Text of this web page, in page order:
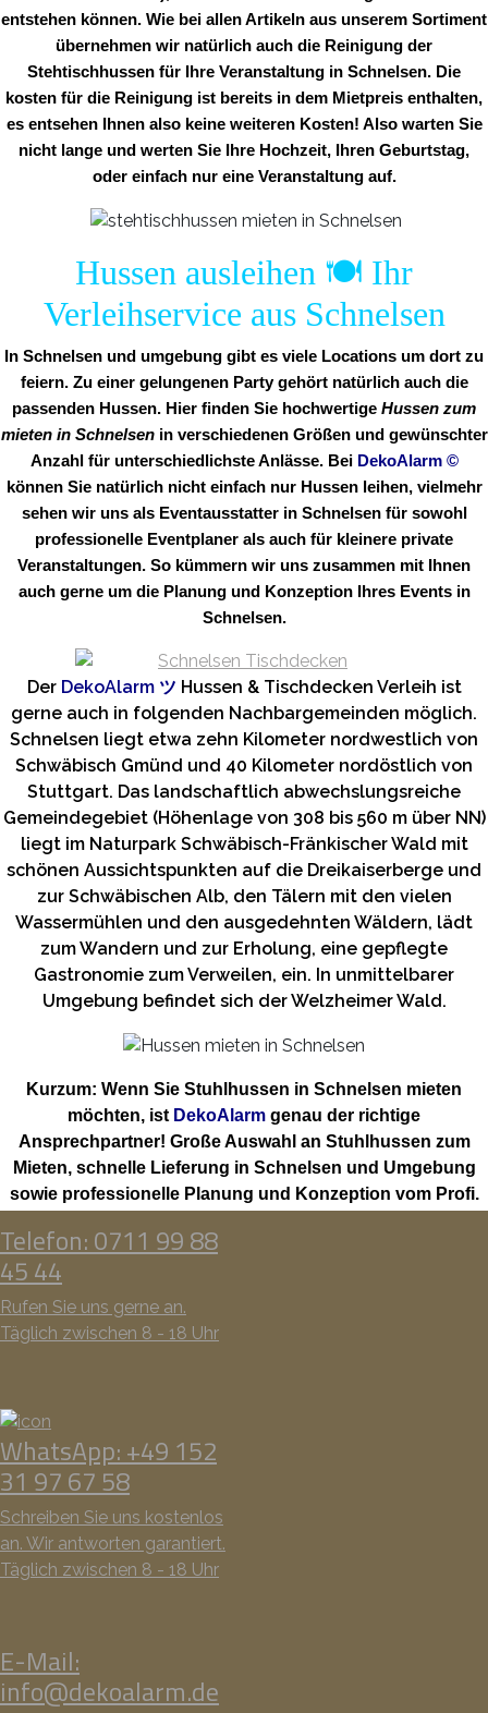
entstehen können. Wie bei allen Artikeln aus unserem Sortiment
übernehmen wir natürlich auch die Reinigung der
Stehtischhussen für Ihre Veranstaltung in Schnelsen. Die
kosten für die Reinigung ist bereits in dem Mietpreis enthalten,
es entsehen Ihnen also keine weiteren Kosten! Also warten Sie
nicht lange und werten Sie Ihre Hochzeit, Ihren Geburtstag,
oder einfach nur eine Veranstaltung auf.
Hussen ausleihen 🍽️ Ihr
Verleihservice aus Schnelsen
In Schnelsen und umgebung gibt es viele Locations um dort zu
feiern. Zu einer gelungenen Party gehört natürlich auch die
passenden Hussen. Hier finden Sie hochwertige Hussen zum
mieten in Schnelsenin verschiedenen Größen und gewünschter
Anzahl für unterschiedlichste Anlässe. Bei DekoAlarm ©
können Sie natürlich nicht einfach nur Hussen leihen, vielmehr
sehen wir uns als Eventausstatter in Schnelsen für sowohl
professionelle Eventplaner als auch für kleinere private
Veranstaltungen. So kümmern wir uns zusammen mit Ihnen
auch gerne um die Planung und Konzeption Ihres Events in
Schnelsen.
Der DekoAlarm ツ Hussen & Tischdecken Verleih ist
gerne auch in folgenden Nachbargemeinden möglich.
Schnelsen liegt etwa zehn Kilometer nordwestlich von
Schwäbisch Gmünd und 40 Kilometer nordöstlich von
Stuttgart. Das landschaftlich abwechslungsreiche
Gemeindegebiet (Höhenlage von 308 bis 560 m über NN)
liegt im Naturpark Schwäbisch-Fränkischer Wald mit
schönen Aussichtspunkten auf die Dreikaiserberge und
zur Schwäbischen Alb, den Tälern mit den vielen
Wassermühlen und den ausgedehnten Wäldern, lädt
zum Wandern und zur Erholung, eine gepflegte
Gastronomie zum Verweilen, ein. In unmittelbarer
Umgebung befindet sich der Welzheimer Wald.
Kurzum: Wenn Sie Stuhlhussen in Schnelsen mieten
möchten, ist DekoAlarm genau der richtige
Ansprechpartner! Große Auswahl an Stuhlhussen zum
Mieten, schnelle Lieferung in Schnelsen und Umgebung
sowie professionelle Planung und Konzeption vom Profi.
Telefon: 0711 99 88
45 44
Rufen Sie uns gerne an.
Täglich zwischen 8 - 18 Uhr
WhatsApp: +49 152
31 97 67 58
Schreiben Sie uns kostenlos
an. Wir antworten garantiert.
Täglich zwischen 8 - 18 Uhr
E-Mail:
info@dekoalarm.de